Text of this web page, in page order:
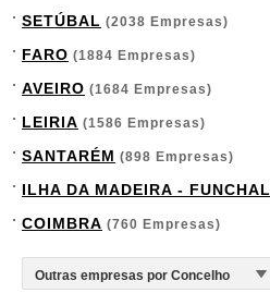
SETÚBAL (2038 Empresas)
FARO (1884 Empresas)
AVEIRO (1684 Empresas)
LEIRIA (1586 Empresas)
SANTARÉM (898 Empresas)
ILHA DA MADEIRA - FUNCHAL
COIMBRA (760 Empresas)